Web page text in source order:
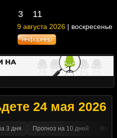
3 11
9 августа 2026 | воскресенье
24 мая 2026
3 дня Прогноз на 10 дней